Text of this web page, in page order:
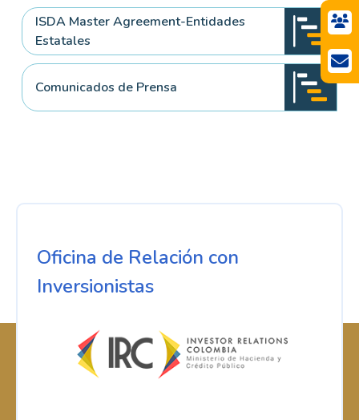
ISDA Master Agreement-Entidades
Estatales
Comunicados de Prensa
Oficina de Relación con
Inversionistas